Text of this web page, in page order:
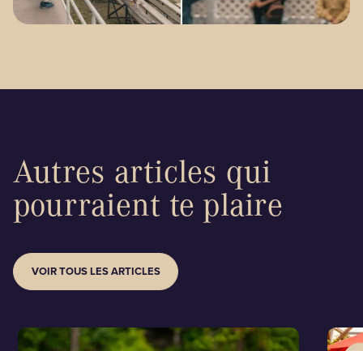
Autres articles qui
pourraient te plaire
VOIR TOUS LES ARTICLES